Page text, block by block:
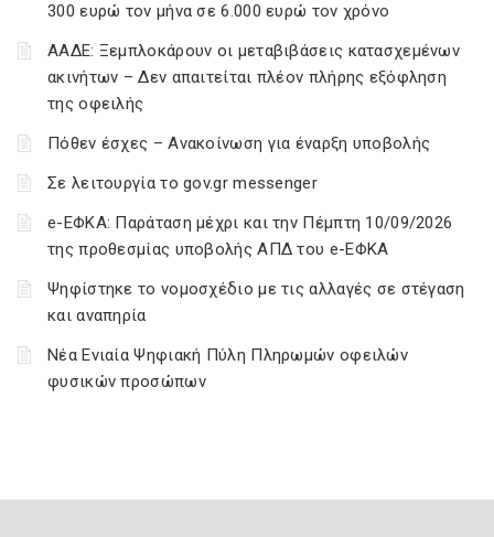
300 ευρώ τον μήνα σε 6.000 ευρώ τον χρόνο
ΑΑΔΕ: Ξεμπλοκάρουν οι μεταβιβάσεις κατασχεμένων
ακινήτων – Δεν απαιτείται πλέον πλήρης εξόφληση
της οφειλής
Πόθεν έσχες – Ανακοίνωση για έναρξη υποβολής
Σε λειτουργία το gov.gr messenger
e-ΕΦΚΑ: Παράταση μέχρι και την Πέμπτη 10/09/2026
της προθεσμίας υποβολής ΑΠΔ του e-ΕΦΚΑ
Ψηφίστηκε το νομοσχέδιο με τις αλλαγές σε στέγαση
και αναπηρία
Νέα Ενιαία Ψηφιακή Πύλη Πληρωμών οφειλών
φυσικών προσώπων